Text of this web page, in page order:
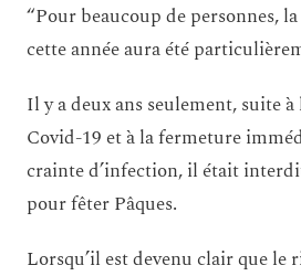
“Pour beaucoup de personnes,
cette année aura été
Il y a deux ans seulement, suite
Covid-19 et à la fermeture
crainte d’infection, il était
pour fêter Pâques.
Lorsqu’il est devenu clair que le